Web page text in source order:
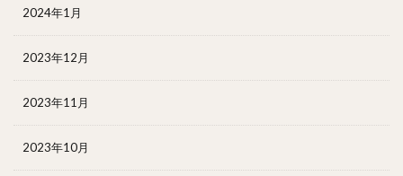
2024年1月
2023年12月
2023年11月
2023年10月